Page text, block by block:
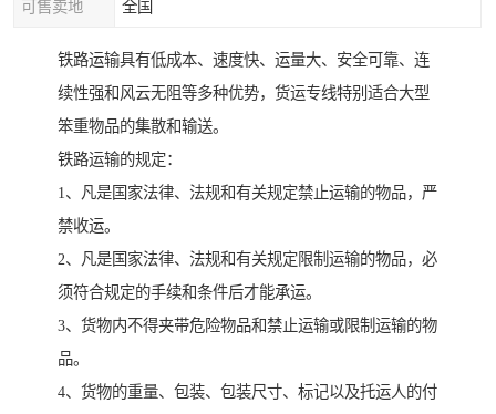
可售卖地 全国
铁路运输具有低成本、速度快、运量大、安全可靠、连
续性强和风云无阻等多种优势，货运专线特别适合大型
笨重物品的集散和输送。
铁路运输的规定：
1、凡是国家法律、法规和有关规定禁止运输的物品，严
禁收运。
2、凡是国家法律、法规和有关规定限制运输的物品，必
须符合规定的手续和条件后才能承运。
3、货物内不得夹带危险物品和禁止运输或限制运输的物
品。
4、货物的重量、包装、包装尺寸、标记以及托运人的付